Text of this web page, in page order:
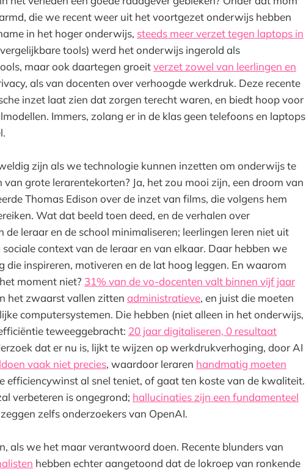
die we recent weer uit het voortgezet onderwijs hebben
in het hoger onderwijs, steeds meer verzet tegen laptops in
tools) werd het onderwijs ingerold als
maar ook daartegen groeitverzet zowel van leerlingen en
als van docenten over verhoogde werkdruk. Deze recente
inzet laat zien dat zorgen terecht waren, en biedt hoop voor
Immers, zolang er in de klas geen telefoons en laptops
zijn als we technologie kunnen inzetten om onderwijs te
grote lerarentekorten? Ja, het zou mooi zijn, een droom van
Thomas Edison over de inzet van films, die volgens hem
Wat dat beeld toen deed, en de verhalen over
de leraar en de school minimaliseren; leerlingen leren niet uit
context van de leraar en van elkaar. Daar hebben we
die inspireren, motiveren en de lat hoog leggen. En waarom
moment niet? 31% van de vo-docenten valt binnen vijf jaar
het zwaarst vallen zitten administratieve, en juist die moeten
computersystemen. Die hebben (niet alleen in het onderwijs,
teweeggebracht: 20 jaar digitaliseren, 0 resultaat
dat er nu is, lijkt te wijzen op werkdrukverhoging, door AI
vaak niet precies, waardoor leraren handmatig moeten
efficiencywinst al snel teniet, of gaat ten koste van de kwaliteit.
verbeteren is ongegrond; hallucinaties zijn een fundamenteel
zeggen zelfs onderzoekers van OpenAI.
als we het maar verantwoord doen. Recente blunders van
hebben echter aangetoond dat de lokroep van ronkende